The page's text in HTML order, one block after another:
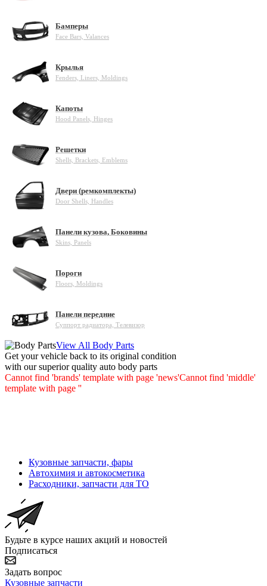
Бамперы
Face Bars, Valances
Крылья
Fenders, Liners, Moldings
Капоты
Hood Panels, Hinges
Решетки
Shells, Brackets, Emblems
Двери (ремкомплекты)
Door Shells, Handles
Панели кузова, Боковины
Skins, Panels
Пороги
Floors, Moldings
Панели передние
Суппорт радиатора, Телевизор
View All Body Parts
Get your vehicle back to its original condition
with our superior quality auto body parts
Cannot find 'brands' template with page 'news'Cannot find 'middle'
template with page ''
Кузовные запчасти, фары
Автохимия и автокосметика
Расходники, запчасти для ТО
Будьте в курсе наших акций и новостей
Подписаться
Задать вопрос
Кузовные запчасти